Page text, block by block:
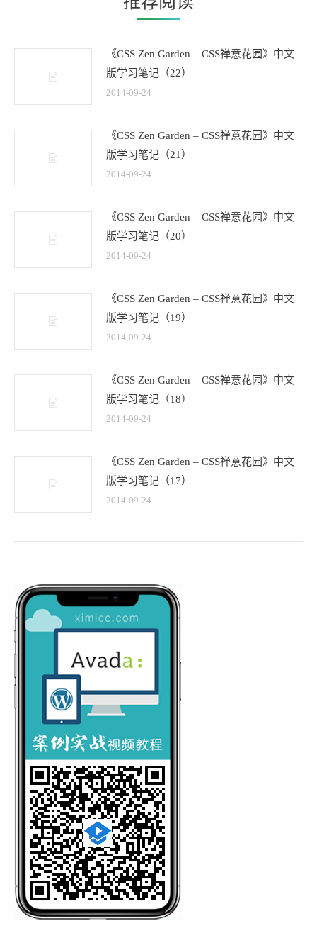
《CSS Zen Garden – CSS禅意花园》中文
版学习笔记（22）
2014-09-24
《CSS Zen Garden – CSS禅意花园》中文
版学习笔记（21）
2014-09-24
《CSS Zen Garden – CSS禅意花园》中文
版学习笔记（20）
2014-09-24
《CSS Zen Garden – CSS禅意花园》中文
版学习笔记（19）
2014-09-24
《CSS Zen Garden – CSS禅意花园》中文
版学习笔记（18）
2014-09-24
《CSS Zen Garden – CSS禅意花园》中文
版学习笔记（17）
2014-09-24